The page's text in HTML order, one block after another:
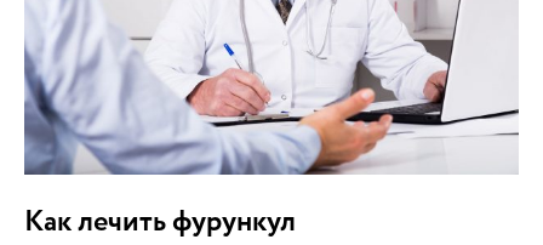
Как лечить фурункул